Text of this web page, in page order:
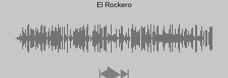
El Rockero